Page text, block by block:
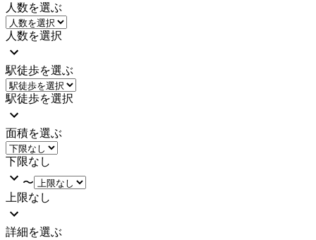
人数を選ぶ
人数を選択
駅徒歩を選ぶ
駅徒歩を選択
面積を選ぶ
下限なし
〜
上限なし
詳細を選ぶ